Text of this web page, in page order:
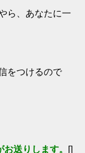
ら、あなたに一
をつけるので
送りします。 []